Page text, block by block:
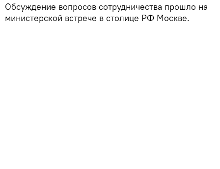
Обсуждение вопросов сотрудничества прошло на
министерской встрече в столице РФ Москве.